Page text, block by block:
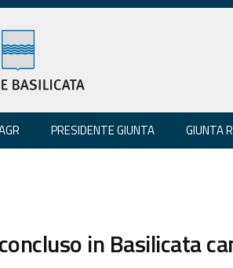
PRESIDENTE GIUNTA GIUNTA
in Basilicata